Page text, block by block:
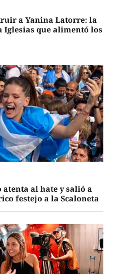
a Yanina Latorre: la
Iglesias que alimentó los
atenta al hate y salió a
festejo a la Scaloneta